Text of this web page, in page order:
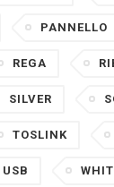
PANNELLO
REGA
SILVER
TOSLINK
USB